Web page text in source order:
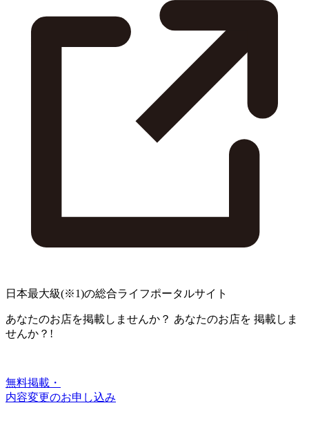
日本最大級(※1)の総合ライフポータルサイト
あなたのお店を掲載しませんか？ あなたのお店を 掲載しま
せんか？!
無料掲載・
内容変更のお申し込み